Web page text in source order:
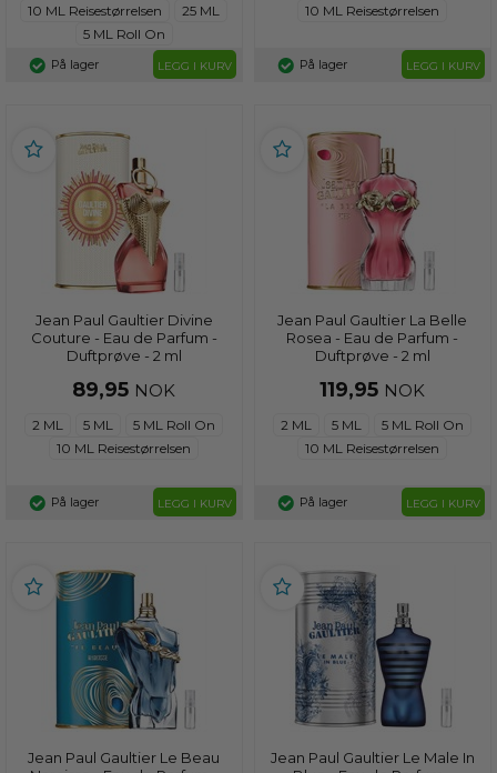
10 ML Reisestørrelsen
25 ML
5 ML Roll On
På lager LEGG I KURV
10 ML Reisestørrelsen
På lager LEGG I KURV
Jean Paul Gaultier Divine
Couture - Eau de Parfum -
Duftprøve - 2 ml
89,95 NOK
2 ML 5 ML
5 ML Roll On
10 ML Reisestørrelsen
På lager LEGG I KURV
Jean Paul Gaultier La Belle
Rosea - Eau de Parfum -
Duftprøve - 2 ml
119,95 NOK
2 ML 5 ML
5 ML Roll On
10 ML Reisestørrelsen
På lager LEGG I KURV
Jean Paul Gaultier Le Beau
Jean Paul Gaultier Le Male In